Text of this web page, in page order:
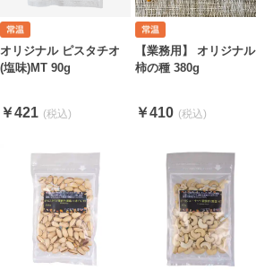
オリジナル ピスタチオ
(塩味)MT 90g
￥421
【業務用】 オリジナル
柿の種 380g
￥410